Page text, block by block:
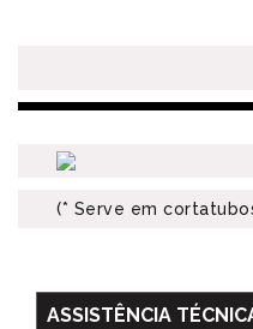
(* Serve em
ASSISTÊNCIA